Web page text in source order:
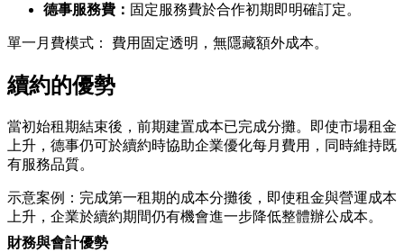
德事服務費： 固定服務費於合作初期即明確訂定。
單一月費模式： 費用固定透明，無隱藏額外成本。
續約的優勢
當初始租期結束後，前期建置成本已完成分攤。即使市場租金
上升，德事仍可於續約時協助企業優化每月費用，同時維持既
有服務品質。
示意案例：完成第一租期的成本分攤後，即使租金與營運成本
上升，企業於續約期間仍有機會進一步降低整體辦公成本。
財務與會計優勢